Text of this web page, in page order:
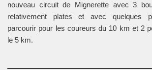
nouveau circuit de Mignerette avec 3
relativement plates et avec quelques
parcourir pour les coureurs du 10 km et 2
le 5 km.